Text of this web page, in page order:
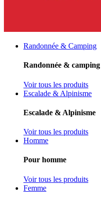
Randonnée & Camping
Randonnée & camping
Voir tous les produits
Escalade & Alpinisme
Escalade & Alpinisme
Voir tous les produits
Homme
Pour homme
Voir tous les produits
Femme